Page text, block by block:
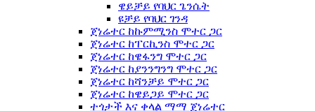
ዌይቻይ የባህር ጌንሴት
ዩቻይ የባህር ገንዳ
ጀነሬተር ከኩምሚንስ ሞተር ጋር
ጀነሬተር ከፐርኪንስ ሞተር ጋር
ጀነሬተር ከዌፋንግ ሞተር ጋር
ጀነሬተር ከያንንግንግ ሞተር ጋር
ጀነሬተር ከሻንቻይ ሞተር ጋር
ጀነሬተር ከዌይጋይ ሞተር ጋር
ተጎታች እና ቀላል ማማ ጀነሬተር